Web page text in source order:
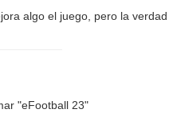
algo el juego, pero la verdad
"eFootball 23"